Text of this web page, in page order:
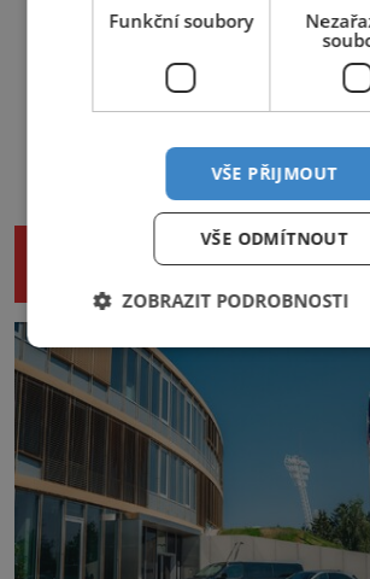
NENECHTE SI UJÍT DALŠÍ
Funkční soubory
VŠE PŘIJMOUT
VŠE ODMÍTNOUT
ZOBRAZIT PODROBNOSTI